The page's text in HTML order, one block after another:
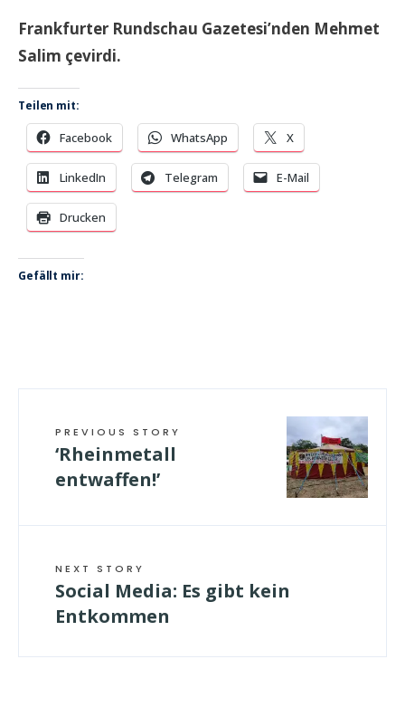
Frankfurter Rundschau Gazetesi’nden Mehmet
Salim çevirdi.
Teilen mit:
Facebook WhatsApp X
LinkedIn Telegram E-Mail
Drucken
Gefällt mir:
PREVIOUS STORY
‘Rheinmetall
entwaffen!’
NEXT STORY
Social Media: Es gibt kein
Entkommen